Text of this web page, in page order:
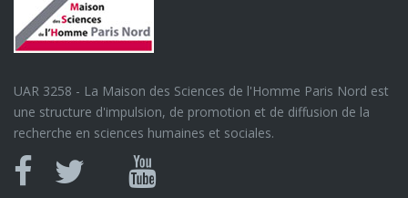
UAR 3258 - La Maison des Sciences de l'Homme Paris Nord est
une structure d'impulsion, de promotion et de diffusion de la
recherche en sciences humaines et sociales.
Canal